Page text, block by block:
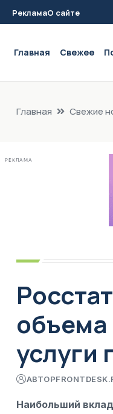
РекламаО сайте
Главная Свежее
Главная Свежие
РЕКЛАМА
объема
услуги
АВТОР
Наибольший